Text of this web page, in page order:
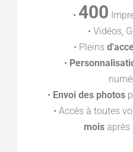
• 400
• Vidéos,
• Pleins
•
• Envoi des photos
• Accès à toutes
mois après